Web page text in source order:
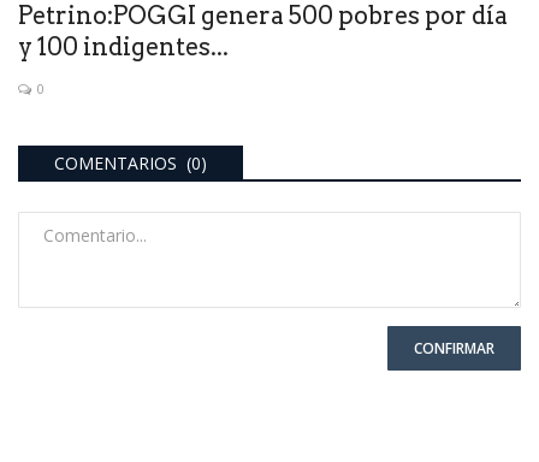
Petrino:POGGI genera 500 pobres por día
y 100 indigentes...
0
COMENTARIOS (0)
CONFIRMAR